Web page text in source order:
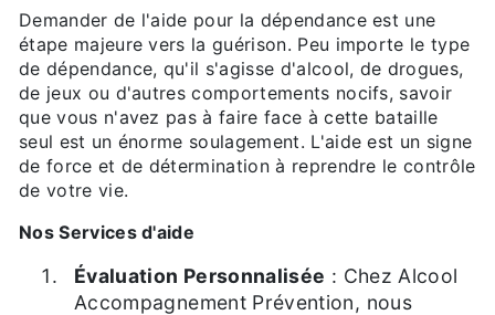
Demander de l'aide pour la dépendance est une
étape majeure vers la guérison. Peu importe le type
de dépendance, qu'il s'agisse d'alcool, de drogues,
de jeux ou d'autres comportements nocifs, savoir
que vous n'avez pas à faire face à cette bataille
seul est un énorme soulagement. L'aide est un signe
de force et de détermination à reprendre le contrôle
de votre vie.
Nos Services d'aide
Évaluation Personnalisée : Chez Alcool
Accompagnement Prévention, nous